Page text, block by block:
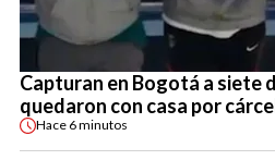
Capturan en Bogotá a siete
quedaron con casa por
Hace 6 minutos